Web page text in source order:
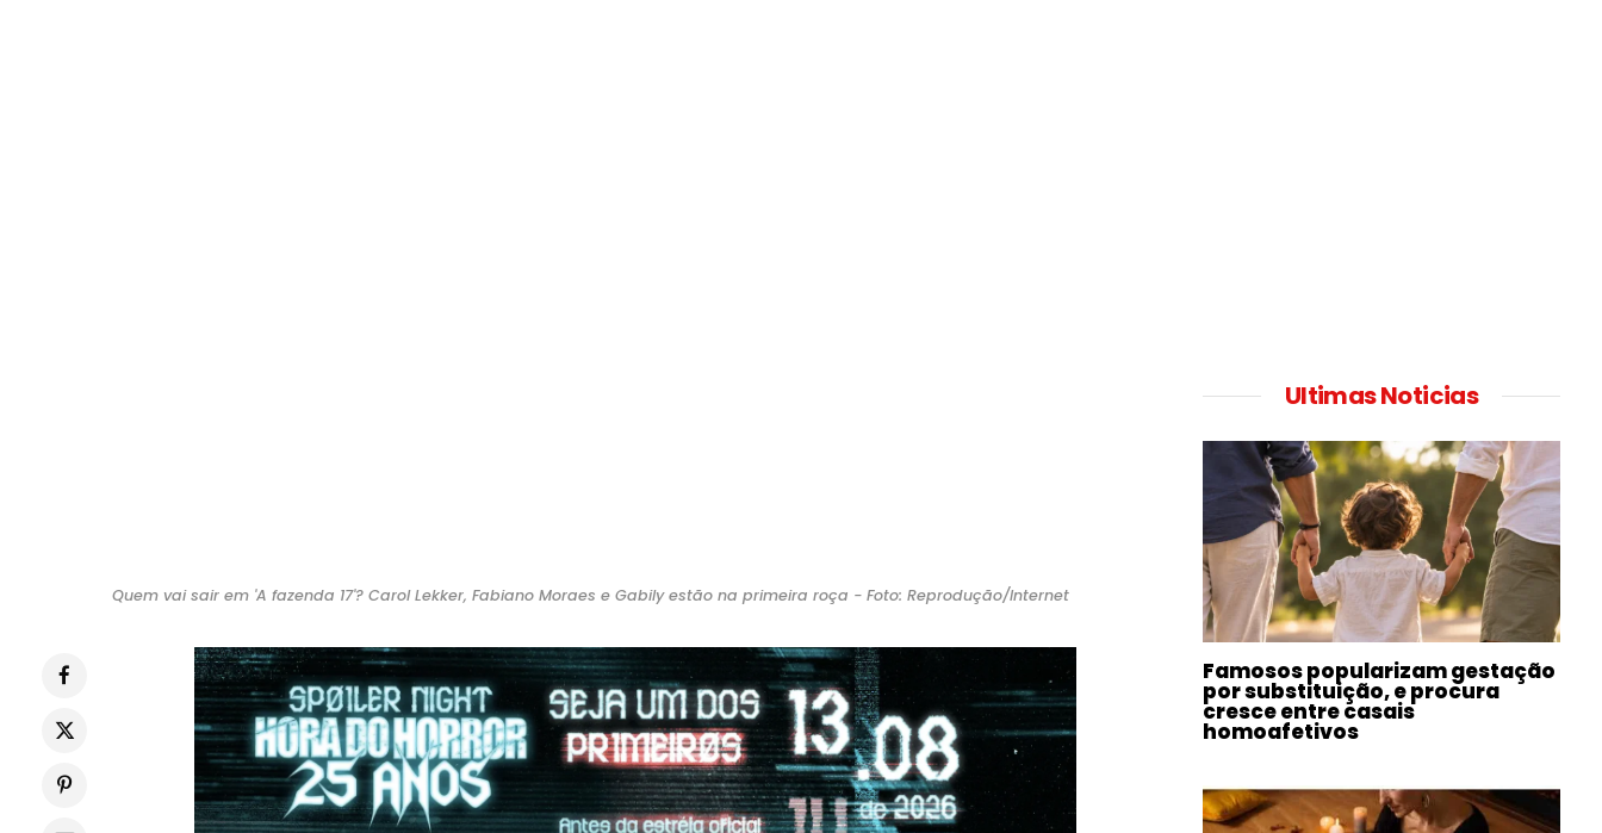
Quem vai sair em 'A fazenda 17'? Carol Lekker, Fabiano Moraes e Gabily estão na primeira roça - Foto: Reprodução/Internet
Ultimas Noticias
Famosos popularizam gestação
por substituição, e procura
cresce entre casais
homoafetivos